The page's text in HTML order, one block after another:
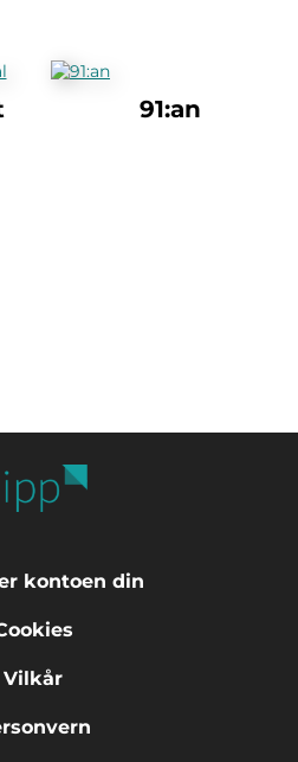
91:an
kontoen din
Vilkår